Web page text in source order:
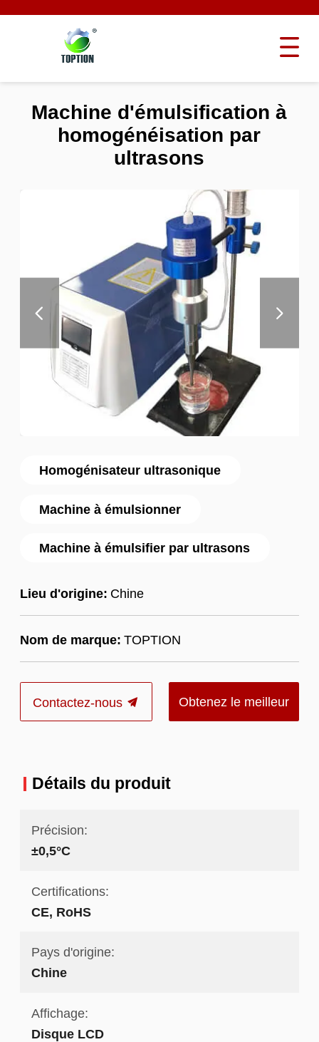
Homogénisateur ultrasonique
Machine à émulsionner
Machine à émulsifier par ultrasons
Lieu d'origine: Chine
Nom de marque: TOPTION
Contactez-nous Obtenez le meilleur
Machine d'émulsification à
homogénéisation par
ultrasons
Détails du produit
Précision:
±0,5°C
Certifications:
CE, RoHS
Pays d'origine:
Chine
Affichage:
Disque LCD